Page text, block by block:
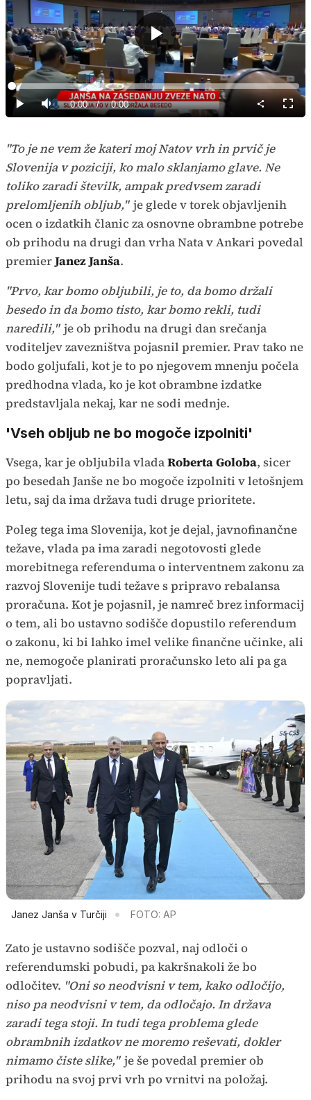
Predvajaj
Predvajaj
Tiho Current
0:00 / Duration
0:00
Loaded:
0%
način
"To je ne vem že kateri moj Natov vrh in prvič je
Slovenija v poziciji, ko malo sklanjamo glave. Ne
toliko zaradi številk, ampak predvsem zaradi
prelomljenih obljub," je glede v torek objavljenih
ocen o izdatkih članic za osnovne obrambne potrebe
ob prihodu na drugi dan vrha Nata v Ankari povedal
premierJanez Janša.
"Prvo, kar bomo obljubili, je to, da bomo držali
besedo in da bomo tisto, kar bomo rekli, tudi
naredili," je ob prihodu na drugi dan srečanja
voditeljev zavezništva pojasnil premier. Prav tako ne
bodo goljufali, kot je to po njegovem mnenju počela
predhodna vlada, ko je kot obrambne izdatke
predstavljala nekaj, kar ne sodi mednje.
'Vseh obljub ne bo mogoče izpolniti'
Vsega, kar je obljubila vladaRoberta Goloba, sicer
po besedah Janše ne bo mogoče izpolniti v letošnjem
letu, saj da ima država tudi druge prioritete.
Poleg tega ima Slovenija, kot je dejal, javnofinančne
težave, vlada pa ima zaradi negotovosti glede
morebitnega referenduma o interventnem zakonu za
razvoj Slovenije tudi težave s pripravo rebalansa
proračuna. Kot je pojasnil, je namreč brez informacij
o tem, ali bo ustavno sodišče dopustilo referendum
o zakonu, ki bi lahko imel velike finančne učinke, ali
ne, nemogoče planirati proračunsko leto ali pa ga
popravljati.
Janez Janša v Turčiji FOTO: AP
Zato je ustavno sodišče pozval, naj odloči o
referendumski pobudi, pa kakršnakoli že bo
odločitev. "Oni so neodvisni v tem, kako odločijo,
niso pa neodvisni v tem, da odločajo. In država
zaradi tega stoji. In tudi tega problema glede
obrambnih izdatkov ne moremo reševati, dokler
nimamo čiste slike," je še povedal premier ob
prihodu na svoj prvi vrh po vrnitvi na položaj.